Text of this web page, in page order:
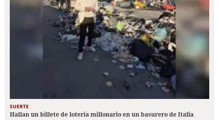
SUERTE
Hallan un billete de lotería millonario en un basurero de Italia